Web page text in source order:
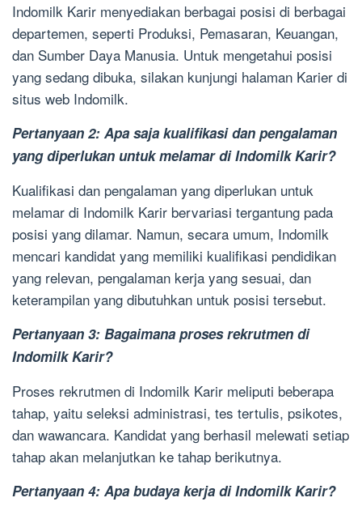
Indomilk Karir menyediakan berbagai posisi di berbagai
departemen, seperti Produksi, Pemasaran, Keuangan,
dan Sumber Daya Manusia. Untuk mengetahui posisi
yang sedang dibuka, silakan kunjungi halaman Karier di
situs web Indomilk.
Pertanyaan 2: Apa saja kualifikasi dan pengalaman
yang diperlukan untuk melamar di Indomilk Karir?
Kualifikasi dan pengalaman yang diperlukan untuk
melamar di Indomilk Karir bervariasi tergantung pada
posisi yang dilamar. Namun, secara umum, Indomilk
mencari kandidat yang memiliki kualifikasi pendidikan
yang relevan, pengalaman kerja yang sesuai, dan
keterampilan yang dibutuhkan untuk posisi tersebut.
Pertanyaan 3: Bagaimana proses rekrutmen di
Indomilk Karir?
Proses rekrutmen di Indomilk Karir meliputi beberapa
tahap, yaitu seleksi administrasi, tes tertulis, psikotes,
dan wawancara. Kandidat yang berhasil melewati setiap
tahap akan melanjutkan ke tahap berikutnya.
Pertanyaan 4: Apa budaya kerja di Indomilk Karir?